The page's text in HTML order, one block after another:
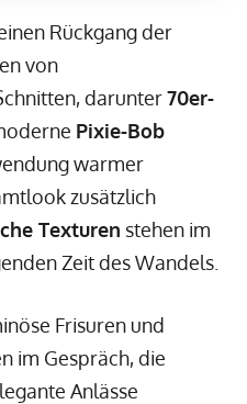
Rückgang der
von
darunter70er-
Pixie-Bob
warmer
zusätzlich
Texturen stehen im
Zeit des Wandels.
Frisuren und
im Gespräch, die
Anlässe